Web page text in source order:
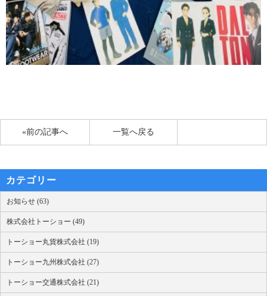
«前の記事へ 一覧へ戻る
カテゴリー
お知らせ (63)
株式会社トーショー (49)
トーショー丸貨株式会社 (19)
トーショー九州株式会社 (27)
トーショー交通株式会社 (21)